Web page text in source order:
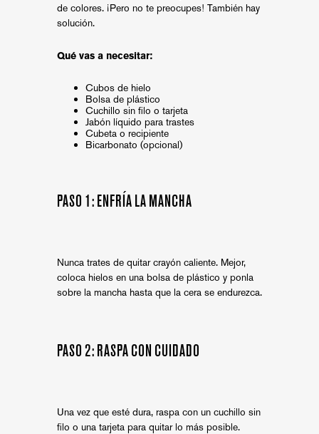
de colores. ¡Pero no te preocupes! También hay
solución.
Qué vas a necesitar:
Cubos de hielo
Bolsa de plástico
Cuchillo sin filo o tarjeta
Jabón líquido para trastes
Cubeta o recipiente
Bicarbonato (opcional)
PASO 1: ENFRÍA LA MANCHA
Nunca trates de quitar crayón caliente. Mejor,
coloca hielos en una bolsa de plástico y ponla
sobre la mancha hasta que la cera se endurezca.
PASO 2: RASPA CON CUIDADO
Una vez que esté dura, raspa con un cuchillo sin
filo o una tarjeta para quitar lo más posible.